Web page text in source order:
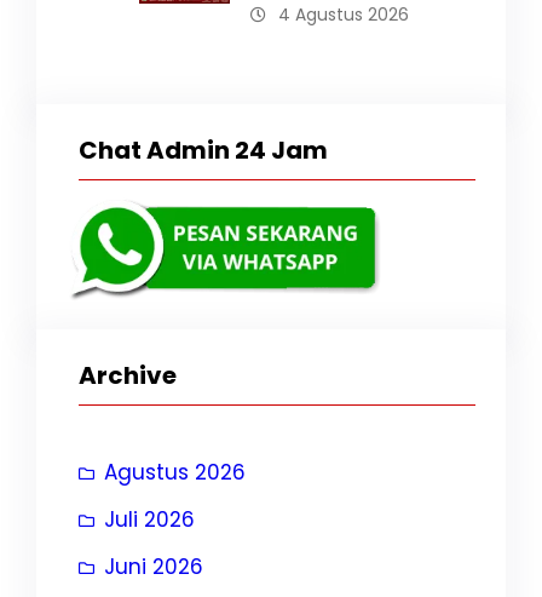
4 Agustus 2026
Chat Admin 24 Jam
Archive
Agustus 2026
Juli 2026
Juni 2026